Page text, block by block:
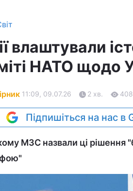
влаштували
НАТО щодо
11:09, 09.07.26 2 хв.
Підпишіться на нас в
МЗС назвали ці рішення